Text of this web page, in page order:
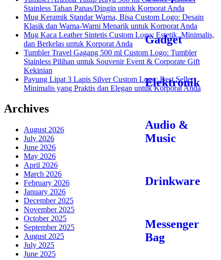
Gadget
Elektronik
Audio &
Music
Drinkware
Messenger
Bag
Stainless Tahan Panas/Dingin untuk Korporat Anda
Mug Keramik Standar Warna, Bisa Custom Logo: Desain
Klasik dan Warna-Warni Menarik untuk Korporat Anda
Mug Kaca Leather Sintetis Custom Logo: Estetik, Minimalis,
dan Berkelas untuk Korporat Anda
Tumbler Travel Gagang 500 ml Custom Logo: Tumbler
Stainless Pilihan untuk Souvenir Event & Corporate Gift
Kekinian
Payung Lipat 3 Lapis Silver Custom Logo: Best Seller
Minimalis yang Praktis dan Elegan untuk Korporat Anda
Archives
August 2026
July 2026
June 2026
May 2026
April 2026
March 2026
February 2026
January 2026
December 2025
November 2025
October 2025
September 2025
August 2025
July 2025
June 2025